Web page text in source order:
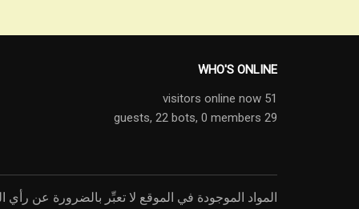
WHO'S ONLINE
51 visitors online now
29 guests,
22 bots, 0 members
المواد الموجودة في الموقع لا تعبِّر بالضرورة عن رأي